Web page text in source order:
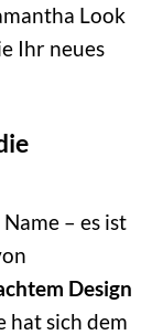
Look
Ihr neues
– es ist
Design
hat sich dem